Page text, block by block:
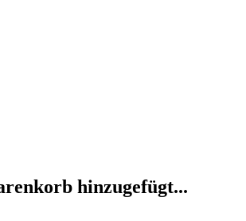
hinzugefügt...